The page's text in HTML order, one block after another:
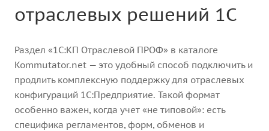
отраслевых решений 1С
Раздел «1С:КП Отраслевой ПРОФ» в каталоге
Kommutator.net — это удобный способ подключить и
продлить комплексную поддержку для отраслевых
конфигураций 1С:Предприятие. Такой формат
особенно важен, когда учет «не типовой»: есть
специфика регламентов, форм, обменов и